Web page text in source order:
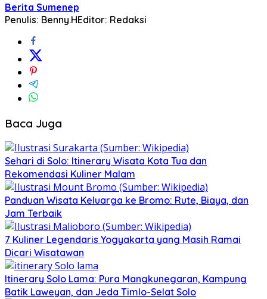
Berita Sumenep
Penulis: Benny.HEditor: Redaksi
Baca Juga
Sehari di Solo: Itinerary Wisata Kota Tua dan
Rekomendasi Kuliner Malam
Panduan Wisata Keluarga ke Bromo: Rute, Biaya, dan
Jam Terbaik
7 Kuliner Legendaris Yogyakarta yang Masih Ramai
Dicari Wisatawan
Itinerary Solo Lama: Pura Mangkunegaran, Kampung
Batik Laweyan, dan Jeda Timlo-Selat Solo